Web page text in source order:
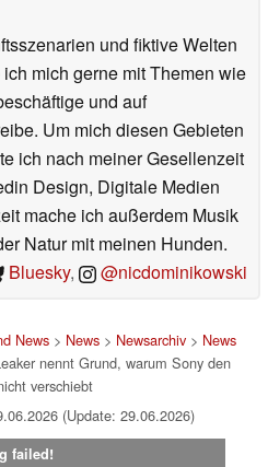
und fiktive Welten
mich gerne mit Themen wie
und auf
Um mich diesen Gebieten
ich nach meiner Gesellenzeit
Design, Digitale Medien
mache ich außerdem Musik
Natur mit meinen Hunden.
Bluesky, @nicdominikowski
News> News> Newsarchiv> News
nennt Grund, warum Sony den
verschiebt
(Update: 29.06.2026)
failed!